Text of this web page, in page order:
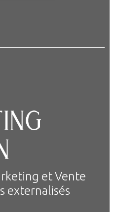
et Vente
externalisés